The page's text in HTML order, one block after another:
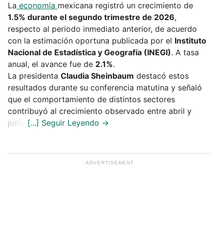
La economía mexicana registró un crecimiento de
1.5% durante el segundo trimestre de 2026,
respecto al periodo inmediato anterior, de acuerdo
con la estimación oportuna publicada por el Instituto
Nacional de Estadística y Geografía (INEGI). A tasa
anual, el avance fue de 2.1%.
La presidenta Claudia Sheinbaum destacó estos
resultados durante su conferencia matutina y señaló
que el comportamiento de distintos sectores
contribuyó al crecimiento observado entre abril y
junio.